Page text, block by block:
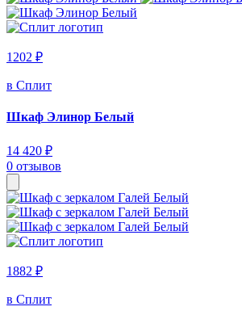
1202 ₽
в Сплит
Шкаф Элинор Белый
14 420 ₽
0 отзывов
1882 ₽
в Сплит